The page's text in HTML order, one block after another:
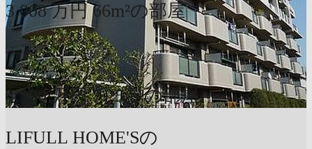
3,008 万円 66m²の部屋
〜
4,390 万円 71.5m²の部屋
LIFULL HOME'Sの